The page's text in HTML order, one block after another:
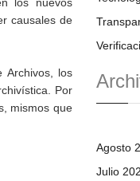
causales de
Archivos, los
Por
mismos que
Agosto
Julio